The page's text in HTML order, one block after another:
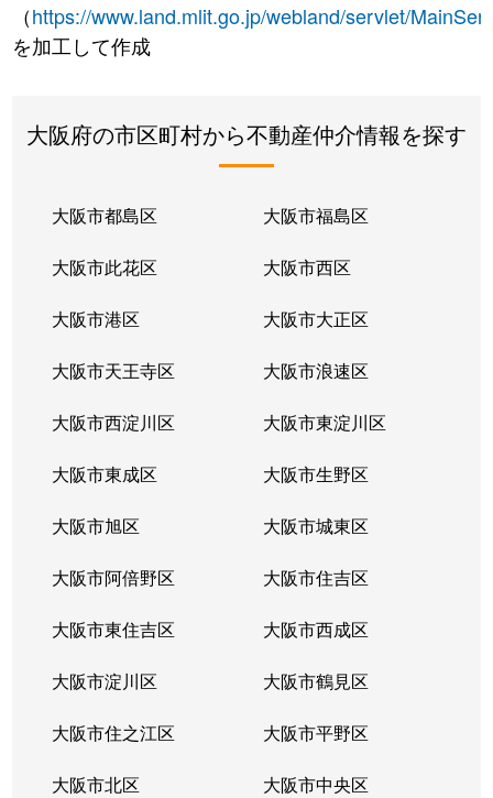
（https://www.land.mlit.go.jp/webland/servlet/
を加工して作成
大阪府の市区町村から不動産仲介情報を探す
大阪市都島区 大阪市福島区
大阪市此花区 大阪市西区
大阪市港区 大阪市大正区
大阪市天王寺区 大阪市浪速区
大阪市西淀川区 大阪市東淀川区
大阪市東成区 大阪市生野区
大阪市旭区 大阪市城東区
大阪市阿倍野区 大阪市住吉区
大阪市東住吉区 大阪市西成区
大阪市淀川区 大阪市鶴見区
大阪市住之江区 大阪市平野区
大阪市北区 大阪市中央区